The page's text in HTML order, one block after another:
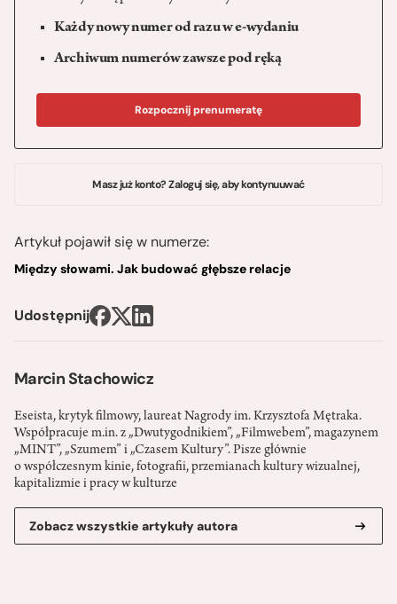
Marcin Stachowicz
Eseista, krytyk filmowy, laureat Nagrody im. Krzysztofa Mętraka.
Współpracuje m.in. z „Dwutygodnikiem”, „Filmwebem”, magazynem
„MINT”, „Szumem” i „Czasem Kultury”. Pisze głównie
o współczesnym kinie, fotografii, przemianach kultury wizualnej,
kapitalizmie i pracy w kulturze
Zobacz wszystkie artykuły autora
Każdy nowy numer od razu w e-wydaniu
Archiwum numerów zawsze pod ręką
Rozpocznij prenumeratę
Masz już konto? Zaloguj się, aby kontynuuwać
Artykuł pojawił się w numerze:
Między słowami. Jak budować głębsze relacje
Udostępnij